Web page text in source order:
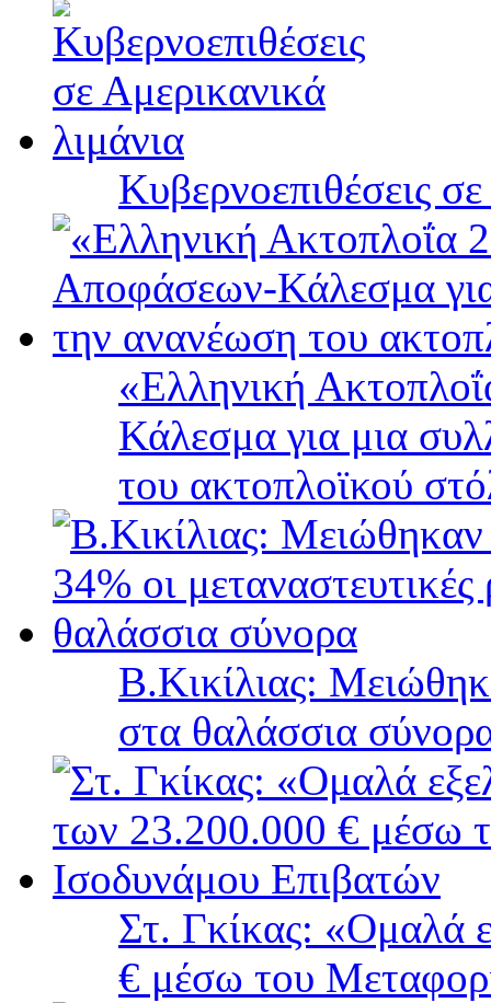
Κυβερνοεπιθέσεις
«Ελληνική
Κάλεσμα για μια
του ακτοπλοϊκού
B.Κικίλιας:
στα θαλάσσια
Στ. Γκίκας: «Ομαλά
€ μέσω του